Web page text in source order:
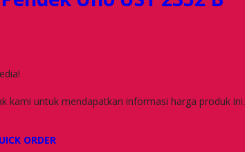
kami untuk mendapatkan informasi harga produk ini.
ORDER